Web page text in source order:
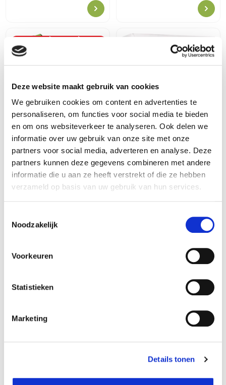
Deze website maakt gebruik van cookies
We gebruiken cookies om content en advertenties te
personaliseren, om functies voor social media te bieden
en om ons websiteverkeer te analyseren. Ook delen we
informatie over uw gebruik van onze site met onze
partners voor social media, adverteren en analyse. Deze
partners kunnen deze gegevens combineren met andere
informatie die u aan ze heeft verstrekt of die ze hebben
verzameld op basis van uw gebruik van hun services.
Noodzakelijk
Voorkeuren
Statistieken
Marketing
Details tonen
Jack and Vanilla
Jack and Vanilla Chenil
Pliable
€ 79,99 €55,99